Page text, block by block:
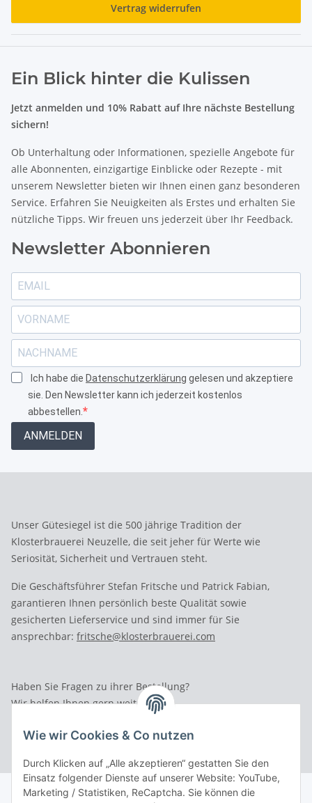
Wie wir Cookies & Co nutzen
Durch Klicken auf „Alle akzeptieren“ gestatten Sie den
Einsatz folgender Dienste auf unserer Website: YouTube,
Marketing / Statistiken, ReCaptcha. Sie können die
Vertrag widerrufen
Ein Blick hinter die Kulissen
Jetzt anmelden und 10% Rabatt auf Ihre nächste Bestellung
sichern!
Ob Unterhaltung oder Informationen, spezielle Angebote für
alle Abonnenten, einzigartige Einblicke oder Rezepte - mit
unserem Newsletter bieten wir Ihnen einen ganz besonderen
Service. Erfahren Sie Neuigkeiten als Erstes und erhalten Sie
nützliche Tipps. Wir freuen uns jederzeit über Ihr Feedback.
Newsletter Abonnieren
Ich habe die Datenschutzerklärung gelesen und akzeptiere
sie. Den Newsletter kann ich jederzeit kostenlos
abbestellen.
ANMELDEN
Unser Gütesiegel ist die 500 jährige Tradition der
Klosterbrauerei Neuzelle, die seit jeher für Werte wie
Seriosität, Sicherheit und Vertrauen steht.
Die Geschäftsführer Stefan Fritsche und Patrick Fabian,
garantieren Ihnen persönlich beste Qualität sowie
gesicherten Lieferservice und sind immer für Sie
ansprechbar: fritsche@klosterbrauerei.com
Haben Sie Fragen zu ihrer Bestellung?
Wir helfen Ihnen gern weiter.
Rufen Sie uns an: Tel.: 03 36 52 - 81023